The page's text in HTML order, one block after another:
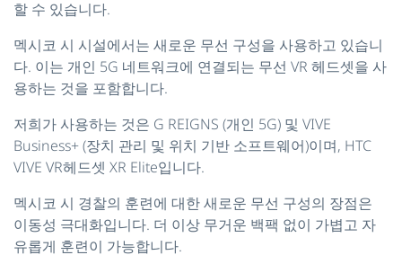
할 수 있습니다.
멕시코 시 시설에서는 새로운 무선 구성을 사용하고 있습니
다. 이는 개인 5G 네트워크에 연결되는 무선 VR 헤드셋을 사
용하는 것을 포함합니다.
저희가 사용하는 것은 G REIGNS (개인 5G) 및 VIVE
Business+ (장치 관리 및 위치 기반 소프트웨어)이며, HTC
VIVE VR헤드셋 XR Elite입니다.
멕시코 시 경찰의 훈련에 대한 새로운 무선 구성의 장점은
이동성 극대화입니다. 더 이상 무거운 백팩 없이 가볍고 자
유롭게 훈련이 가능합니다.